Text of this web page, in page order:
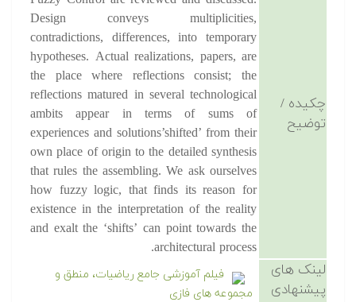
چکیده /
توضیح
Design conveys multiplicities,
contradictions, differences, into temporary
hypotheses. Actual realizations, papers, are
the place where reflections consist; the
reflections matured in several technological
ambits appear in terms of sums of
experiences and solutions’shifted’ from their
own place of origin to the detailed synthesis
that rules the assembling. We ask ourselves
how fuzzy logic, that finds its reason for
existence in the interpretation of the reality
and exalt the ‘shifts’ can point towards the
architectural process.
لینک های
پیشنهادی
فیلم آموزشی جامع ریاضیات، منطق و
مجموعه های فازی